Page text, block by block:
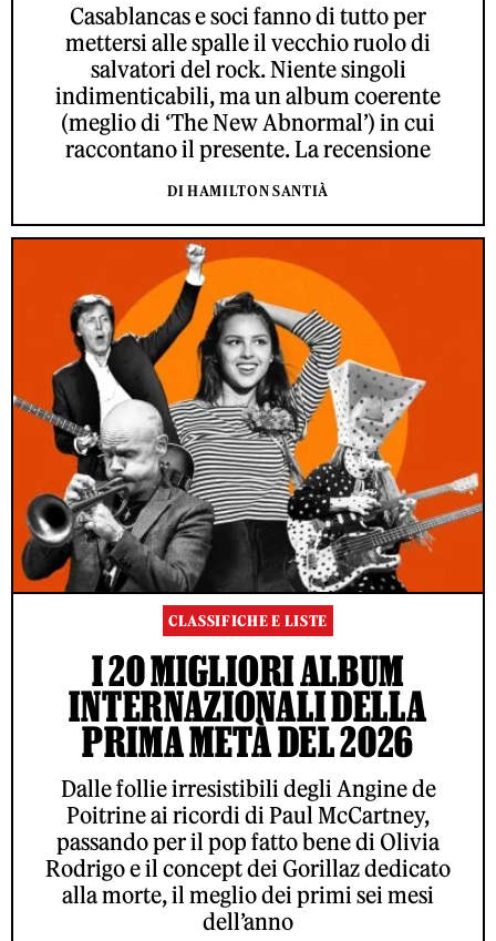
Casablancas e soci fanno di tutto per
mettersi alle spalle il vecchio ruolo di
salvatori del rock. Niente singoli
indimenticabili, ma un album coerente
(meglio di ‘The New Abnormal’) in cui
raccontano il presente. La recensione
DI HAMILTON SANTIÀ
CLASSIFICHE E LISTE
I 20 MIGLIORI ALBUM
INTERNAZIONALI DELLA
PRIMA METÀ DEL 2026
Dalle follie irresistibili degli Angine de
Poitrine ai ricordi di Paul McCartney,
passando per il pop fatto bene di Olivia
Rodrigo e il concept dei Gorillaz dedicato
alla morte, il meglio dei primi sei mesi
dell’anno